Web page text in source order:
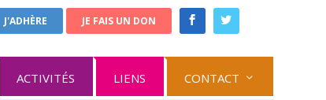
J'ADHÈRE JE FAIS UN DON
ACTIVITÉS LIENS CONTACT